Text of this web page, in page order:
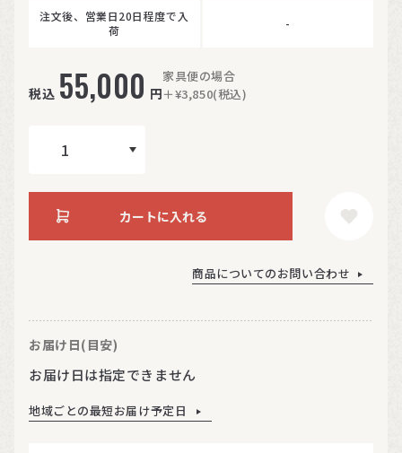
注文後、営業日20日程度で入
荷
-
税込 55,000 円
家具便の場合
＋¥3,850(税込)
カートに入れる
商品についてのお問い合わせ
お届け日(目安)
お届け日は指定できません
地域ごとの最短お届け予定日